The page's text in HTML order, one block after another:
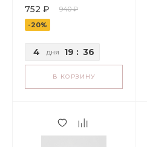
мл.
752 ₽
940 ₽
-20%
4 дня 19 : 36
В КОРЗИНУ